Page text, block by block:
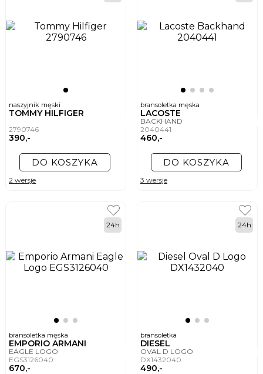
naszyjnik męski
TOMMY HILFIGER
2790746
390,-
DO KOSZYKA
2 wersje
bransoletka męska
LACOSTE
BACKHAND
2040441
460,-
DO KOSZYKA
3 wersje
bransoletka męska
EMPORIO ARMANI
EAGLE LOGO
EGS3126040
670,-
24h
bransoletka
DIESEL
OVAL D LOGO
DX1432040
490,-
24h